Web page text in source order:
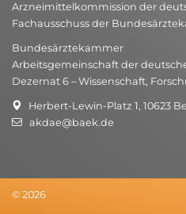
Arzneimittelkommission der
Fachausschuss der
Bundesärztekammer
Arbeitsgemeinschaft der
Dezernat 6 – Wissenschaft,
Herbert-Lewin-Platz 1, 10623
akdae@baek.de
© 2026